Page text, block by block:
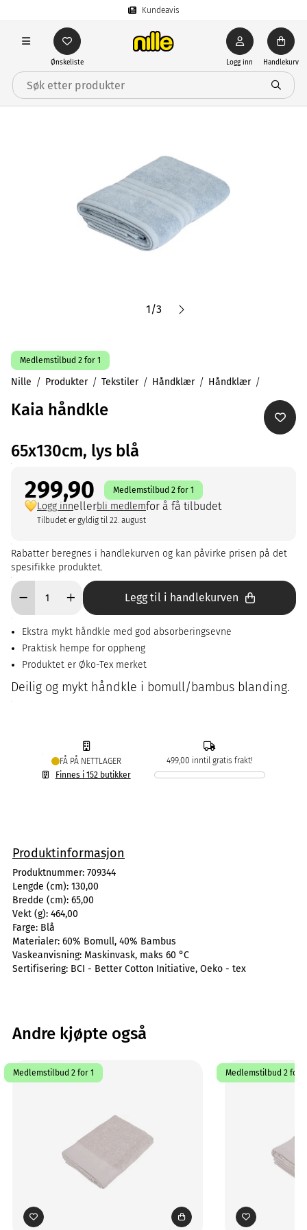
Kundeavis
Ønskeliste Logg inn Handlekurv
1/3
Medlemstilbud 2 for 1
Nille Produkter Tekstiler Håndklær Håndklær
Kaia håndkle
65x130cm, lys blå
299,90 Medlemstilbud 2 for 1
Logg innellerbli medlemfor å få tilbudet
Tilbudet er gyldig til 22. august
Rabatter beregnes i handlekurven og kan påvirke prisen på det
spesifikke produktet.
Legg til i handlekurven
Ekstra mykt håndkle med god absorberingsevne
Praktisk hempe for oppheng
Produktet er Øko-Tex merket
Deilig og mykt håndkle i bomull/bambus blanding.
FÅ PÅ NETTLAGER
Finnes i 152 butikker
499,00 inntil gratis frakt!
Produktinformasjon
Produktnummer: 709344
Lengde (cm): 130,00
Bredde (cm): 65,00
Vekt (g): 464,00
Farge: Blå
Materialer: 60% Bomull, 40% Bambus
Vaskeanvisning: Maskinvask, maks 60 °C
Sertifisering: BCI - Better Cotton Initiative, Oeko - tex
Andre kjøpte også
Medlemstilbud 2 for 1 Medlemstilbud 2 for 1